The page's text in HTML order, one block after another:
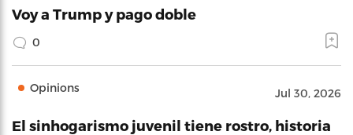
Voy a Trump y pago doble
0
Opinions Jul 30, 2026
El sinhogarismo juvenil tiene rostro, historia